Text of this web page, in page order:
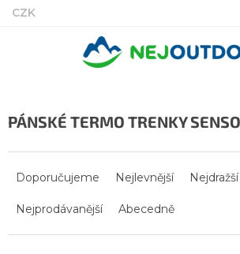
Přejít
CZK
PÁNSKÉ TERMO TRENKY
n
Doporučujeme Nejlevnější Nejdražší
Nejprodávanější Abecedně